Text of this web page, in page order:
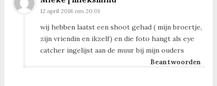
12 april 2018 om 20:01
wij hebben laatst een shoot gehad ( mijn broertje,
zijn vriendin en ikzelf) en die foto hangt als eye
catcher ingelijst aan de muur bij mijn ouders
Beantwoorden